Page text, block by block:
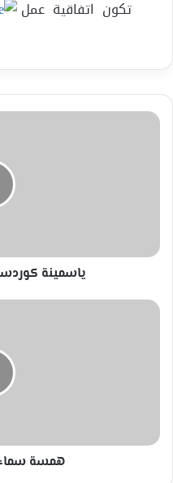
تكون اتفاقية عمل
ياسمينة
ياسمينة
همسة
همسة سماء